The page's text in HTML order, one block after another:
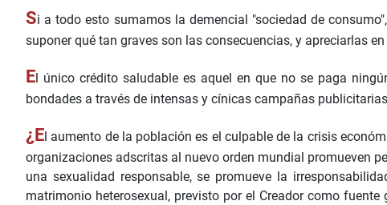
Si a todo esto sumamos la demencial "sociedad de
suponer qué tan graves son las consecuencias, y apreciarlas
El único crédito saludable es aquel en que no se paga
bondades a través de intensas y cínicas campañas
¿El aumento de la población es el culpable de la crisis
organizaciones adscritas al nuevo orden mundial promueven
una sexualidad responsable, se promueve la
matrimonio heterosexual, previsto por el Creador como